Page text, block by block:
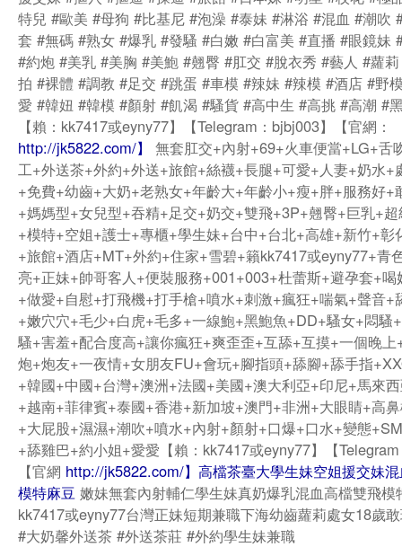
特兒 #歐美 #母狗 #比基尼 #泡澡 #泰妹 #淋浴 #混血 #潮吹
套 #無碼 #熟女 #爆乳 #發騷 #白嫩 #白富美 #直播 #眼鏡妹
#約炮 #美乳 #美胸 #美鮑 #翹臀 #肛交 #脫衣秀 #藝人 #蘿
拍 #裸體 #調教 #足交 #跳蛋 #車模 #辣妹 #辣模 #酒店 #野
愛 #韓妞 #韓模 #顏射 #飢渴 #騷貨 #高中生 #高挑 #高潮 #
【賴：kk7417或eyny77】【Telegram：bjbj003】【官網：
http://jk5822.com/】
無套肛交+內射+69+火車便當+LG+舌
工+外送茶+外約+外送+旅館+絲襪+長腿+可愛+人妻+奶水+
+免費+幼齒+大奶+老熟女+年齡大+年齡小+瘦+胖+服務好+
+媽媽型+女兒型+吞精+足交+奶交+雙飛+3P+翹臀+巨乳+
+模特+空姐+護士+專櫃+學生妹+台中+台北+高雄+新竹+彰
+旅館+酒店+MT+外約+住家+雪碧+籟kk7417或eyny77+青
亮+正妹+帥哥客人+便裝服務+001+003+杜蕾斯+避孕套+喝
+做愛+自慰+打飛機+打手槍+噴水+刺激+瘋狂+喘氣+聲音+
+嫩穴穴+毛少+白虎+毛多+一線鮑+黑鮑魚+DD+騷女+悶騷
騷+害羞+配合度高+讓你瘋狂+爽歪歪+互舔+互摸+一個晚
炮+炮友+一夜情+女朋友FU+會玩+腳指頭+舔腳+舔手指
+韓國+中國+台灣+澳洲+法國+美國+澳大利亞+印尼+馬來
+越南+菲律賓+泰國+香港+新加坡+澳門+非洲+大眼睛+高
+大屁股+濕濕+潮吹+噴水+內射+顏射+口爆+口水+變態
+舔雞巴+約小姐+愛愛【賴：kk7417或eyny77】【
【官網 http://jk5822.com/】高檔茶臺大學生妹空姐援交妹
模特麻豆 嫩妹無套內射輔仁學生妹真奶爆乳混血高檔雙飛模
kk7417或eyny77台灣正妹短期兼職下海幼齒蘿莉處女18歲
#大奶馨外送茶 #外送茶莊 #外約學生妹兼職